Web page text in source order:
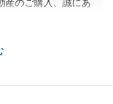
産のご購入、誠にあ
がとうございまし
くどうぞよろしくお